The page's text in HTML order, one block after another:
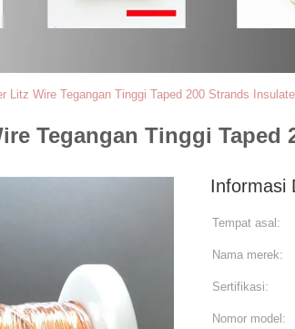
Litz Wire Tegangan Tinggi Taped 200 Strands
Tegangan Tinggi
Informasi
Tempat asal:
Nama merek:
Sertifikasi:
Nomor model: